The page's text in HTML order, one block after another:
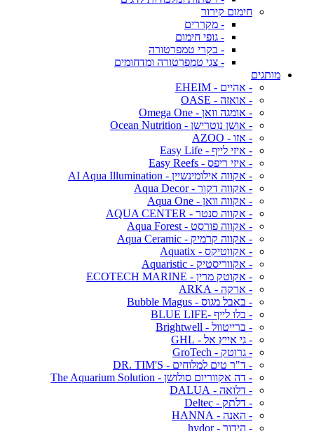
חימום קירור
- מקררים
- גופי חימום
- בקרי טמפרטורה
- צגי טמפרטורה ומדחומים
מותגים
- אהיים - EHEIM
- אואזה - OASE
- אומגה וואן - Omega One
- אושן נוטרישן - Ocean Nutrition
- אזו - AZOO
- איזי לייף - Easy Life
- איזי ריפס - Easy Reefs
- אקווה אילומינשיין - AI Aqua Illumination
- אקווה דקור - Aqua Decor
- אקווה וואן - Aqua One
- אקווה סנטר - AQUA CENTER
- אקווה פורסט - Aqua Forest
- אקווה קרמיק - Aqua Ceramic
- אקווטיקס - Aquatix
- אקווריסטיק - Aquaristic
- אקוטק מרין - ECOTECH MARINE
- ארקה - ARKA
- באבל מגוס - Bubble Magus
- בלו לייף -BLUE LIFE
- ברייטוול - Brightwell
- גי אייץ אל - GHL
- גרוטק - GroTech
- ד"ר טים למלוחים - DR. TIM'S
- דה אקווריום סולושן - The Aquarium Solution
- דלואה - DALUA
- דלתק - Deltec
- האנה - HANNA
- הידור - hydor